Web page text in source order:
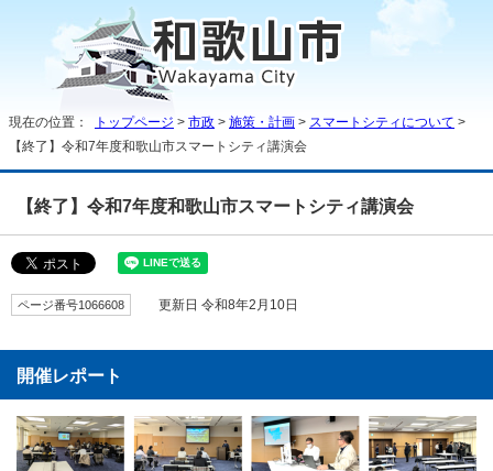
現在の位置： トップページ > 市政 > 施策・計画 > スマートシティについて >
【終了】令和7年度和歌山市スマートシティ講演会
【終了】令和7年度和歌山市スマートシティ講演会
ページ番号1066608 更新日 令和8年2月10日
開催レポート